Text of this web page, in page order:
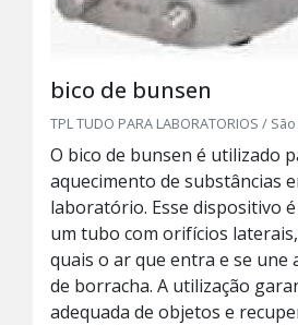
bico de bunsen
TPL TUDO PARA LABORATORIOS /
O bico de bunsen é utilizado
aquecimento de substâncias
laboratório. Esse dispositivo
um tubo com orifícios
quais o ar que entra e se une
de borracha. A utilização
adequada de objetos e